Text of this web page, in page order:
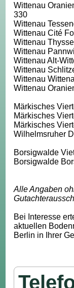
Wittenau
330
Wittenau
Wittenau Cité
Wittenau
Wittenau
Wittenau Alt-
Wittenau
Wittenau
Wittenau
Märkisches
Märkisches
Märkisches
Wilhelmsruher
Borsigwalde
Borsigwalde
Alle Angaben
Bei Interesse
aktuellen
Berlin in Ihrer